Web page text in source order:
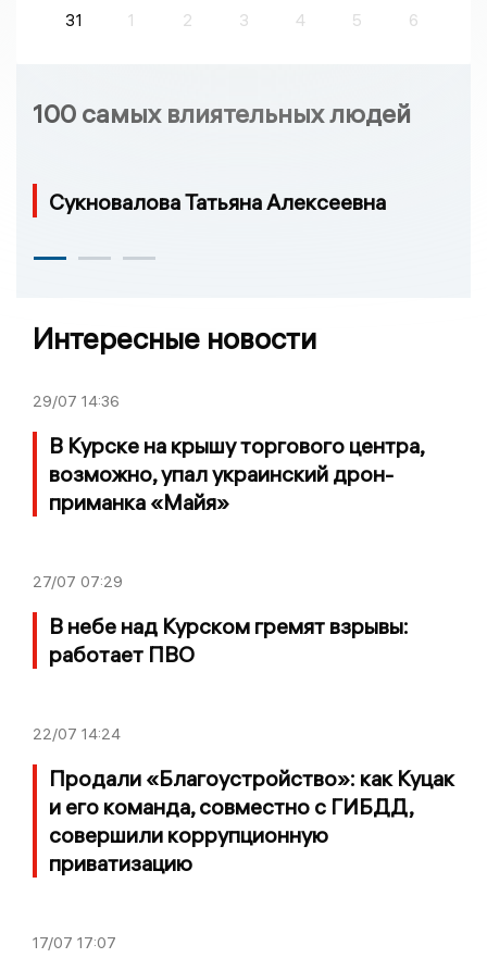
31
1 2 3 4 5 6
100 самых влиятельных людей
Сукновалова Татьяна Алексеевна
Интересные новости
29/07 14:36
В Курске на крышу торгового центра,
возможно, упал украинский дрон-
приманка «Майя»
27/07 07:29
В небе над Курском гремят взрывы:
работает ПВО
22/07 14:24
Продали «Благоустройство»: как Куцак
и его команда, совместно с ГИБДД,
совершили коррупционную
приватизацию
17/07 17:07